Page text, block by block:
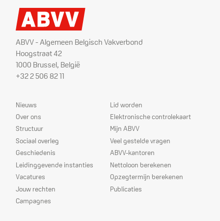
ABVV - Algemeen Belgisch Vakverbond
Hoogstraat 42
1000 Brussel, België
+32 2 506 82 11
Sitemap
Nieuws
Over ons
Structuur
Sociaal overleg
Geschiedenis
Leidinggevende instanties
Vacatures
Jouw rechten
Campagnes
Dienstverlening
Lid worden
Elektronische controlekaart
Mijn ABVV
Veel gestelde vragen
ABVV-kantoren
Nettoloon berekenen
Opzegtermijn berekenen
Publicaties